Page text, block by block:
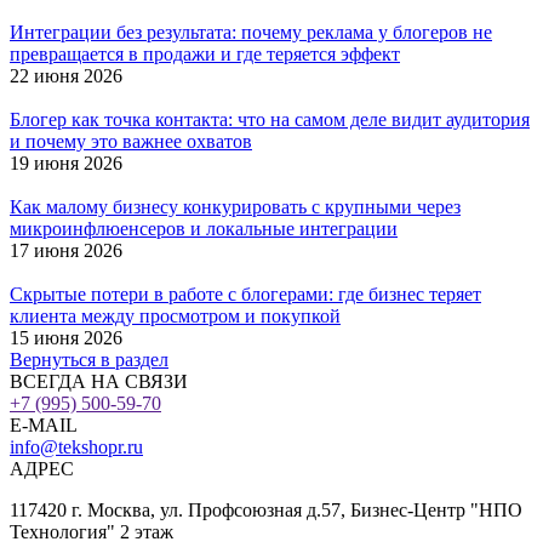
Интеграции без результата: почему реклама у блогеров не
превращается в продажи и где теряется эффект
22 июня 2026
Блогер как точка контакта: что на самом деле видит аудитория
и почему это важнее охватов
19 июня 2026
Как малому бизнесу конкурировать с крупными через
микроинфлюенсеров и локальные интеграции
17 июня 2026
Скрытые потери в работе с блогерами: где бизнес теряет
клиента между просмотром и покупкой
15 июня 2026
Вернуться в раздел
ВСЕГДА НА СВЯЗИ
+7 (995) 500-59-70
E-MAIL
info@tekshopr.ru
АДРЕС
117420 г. Москва, ул. Профсоюзная д.57, Бизнес-Центр "НПО
Технология" 2 этаж